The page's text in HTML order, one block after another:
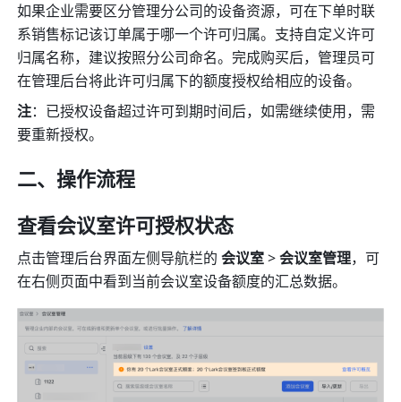
如果企业需要区分管理分公司的设备资源，可在下单时联
系销售标记该订单属于哪一个许可归属。支持自定义许可
归属名称，建议按照分公司命名。完成购买后，管理员可
在管理后台将此许可归属下的额度授权给相应的设备。
注：已授权设备超过许可到期时间后，如需继续使用，需
要重新授权。
二、操作流程
查看会议室许可授权状态
点击管理后台界面左侧导航栏的 会议室 > 会议室管理，可
在右侧页面中看到当前会议室设备额度的汇总数据。